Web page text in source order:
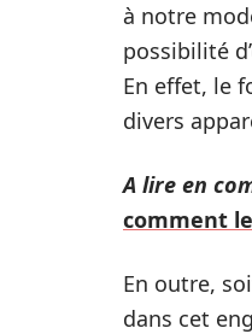
à notre
possibilité
En effet, le
divers
A lire en
comment
En outre,
dans cet